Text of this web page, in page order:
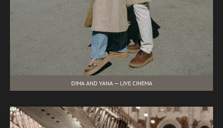
DIMA AND YANA — LIVE CINEMA